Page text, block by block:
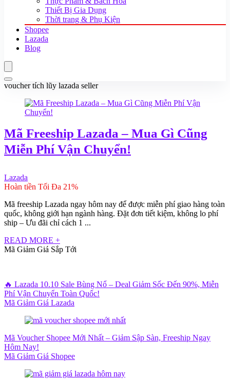
Thiết Bị Gia Dụng
Thời trang & Phụ Kiện
Shopee
Lazada
Blog
voucher tích lũy lazada seller
Mã Freeship Lazada – Mua Gì Cũng
Miễn Phí Vận Chuyển!
Lazada
Hoàn tiền Tối Đa 21%
Mã freeship Lazada ngay hôm nay để được miễn phí giao hàng toàn
quốc, không giới hạn ngành hàng. Đặt đơn tiết kiệm, không lo phí
ship – Ưu đãi chỉ cách 1 ...
READ MORE +
Mã Giảm Giá Sắp Tới
🔥 Lazada 10.10 Sale Bùng Nổ – Deal Giảm Sốc Đến 90%, Miễn
Phí Vận Chuyển Toàn Quốc!
Mã Giảm Giá Lazada
Mã Voucher Shopee Mới Nhất – Giảm Sập Sàn, Freeship Ngay
Hôm Nay!
Mã Giảm Giá Shopee